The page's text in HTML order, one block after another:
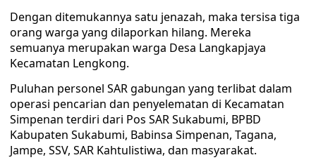
Dengan ditemukannya satu jenazah, maka tersisa tiga
orang warga yang dilaporkan hilang. Mereka
semuanya merupakan warga Desa Langkapjaya
Kecamatan Lengkong.
Puluhan personel SAR gabungan yang terlibat dalam
operasi pencarian dan penyelematan di Kecamatan
Simpenan terdiri dari Pos SAR Sukabumi, BPBD
Kabupaten Sukabumi, Babinsa Simpenan, Tagana,
Jampe, SSV, SAR Kahtulistiwa, dan masyarakat.